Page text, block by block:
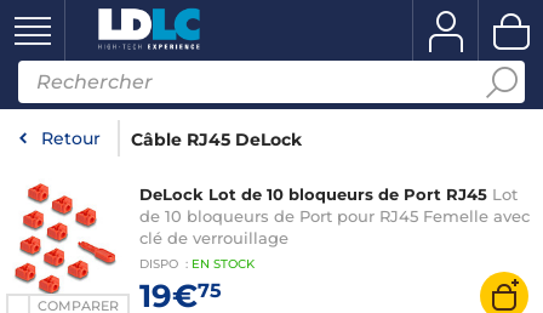
Retour Câble RJ45 DeLock
COMPARER
DeLock Lot de 10 bloqueurs de Port RJ45 Lot
de 10 bloqueurs de Port pour RJ45 Femelle avec
clé de verrouillage
DISPO : EN STOCK
19€75